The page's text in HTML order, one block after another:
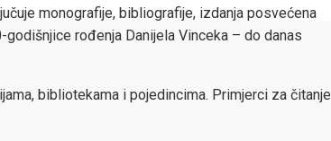
monografije, bibliografije, izdanja posvećena
rođenja Danijela Vinceka – do danas
bibliotekama i pojedincima. Primjerci za čitanje